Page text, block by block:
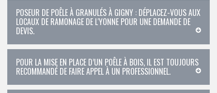
POSEUR DE POÊLE À GRANULÉS À GIGNY : DÉPLACEZ-VOUS AUX
LOCAUX DE RAMONAGE DE L'YONNE POUR UNE DEMANDE DE
DEVIS.
POUR LA MISE EN PLACE D’UN POÊLE À BOIS, IL EST TOUJOURS
RECOMMANDÉ DE FAIRE APPEL À UN PROFESSIONNEL.